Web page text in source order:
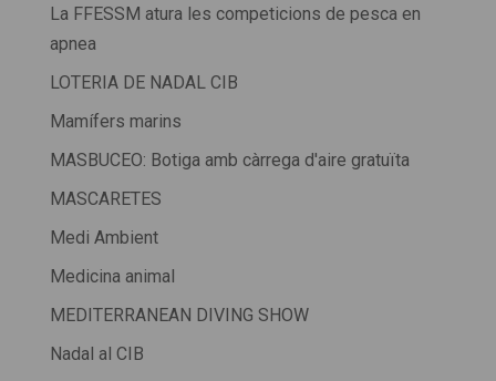
La FFESSM atura les competicions de pesca en
apnea
LOTERIA DE NADAL CIB
Mamífers marins
MASBUCEO: Botiga amb càrrega d'aire gratuïta
MASCARETES
Medi Ambient
Medicina animal
MEDITERRANEAN DIVING SHOW
Nadal al CIB